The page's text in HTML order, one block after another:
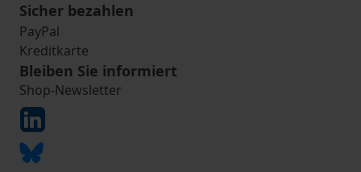
Sicher bezahlen
PayPal
Kreditkarte
Bleiben Sie informiert
Shop-Newsletter